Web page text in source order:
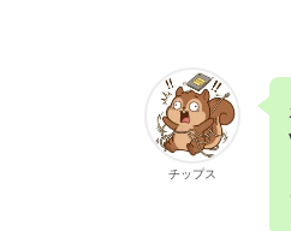
チップス